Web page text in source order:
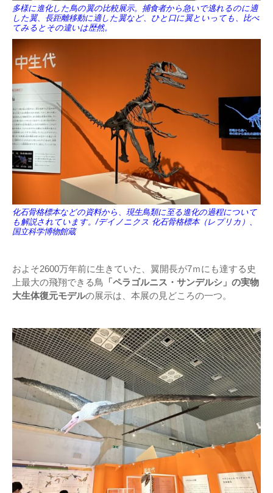
多様に進化した鳥の翼の比較展示。捕食者から急いで逃れるのに適
した翼、長距離移動に適した翼など、ひと口に翼といっても、比べ
てみるとその違いは歴然。
化石骨格標本などの資料から、現生鳥類に至る進化の過程について
も解説されています。/デイノニクス 化石骨格標本（レプリカ）、
国立科学博物館蔵
およそ2600万年前に生きていた、翼開長が7ｍにも達する史
上最大の飛翔できる鳥 「ペラゴルニス・サンデルシ」の実物
大生体復元モデルの展示は、本展の見どころの一つ。